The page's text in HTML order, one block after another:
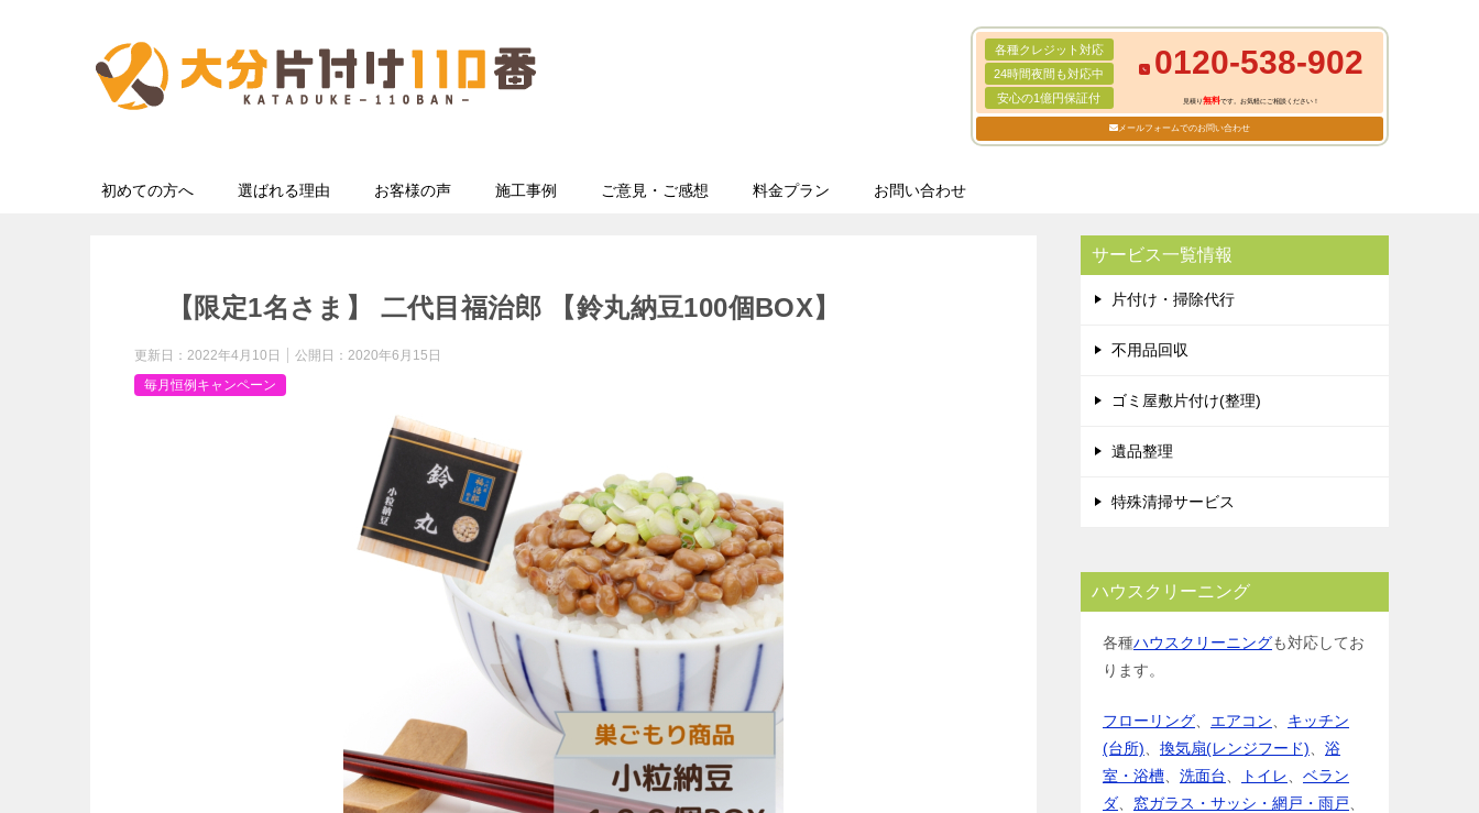
各種クレジット対応
24時間夜間も対応中
安心の1億円保証付
0120-538-902
見積り無料です。お気軽にご相談ください！
メールフォームでのお問い合わせ
初めての方へ 選ばれる理由 お客様の声 施工事例 ご意見・ご感想 料金プラン お問い合わせ
【限定1名さま】 二代目福治郎 【鈴丸納豆100個BOX】
更新日： 2022年4月10日 公開日： 2020年6月15日
毎月恒例キャンペーン
サービス一覧情報
片付け・掃除代行
不用品回収
ゴミ屋敷片付け(整理)
遺品整理
特殊清掃サービス
ハウスクリーニング
各種ハウスクリーニングも対応してお
ります。
フローリング エアコン
キッチン
(台所)
換気扇(レンジフード)
浴
室・浴槽
洗面台 トイレ
ベラン
ダ
窓ガラス・サッシ・網戸・雨戸